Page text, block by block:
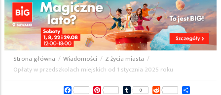
Ścieżka
nawigacyjna
Strona główna / Wiadomości / Z życia miasta /
Opłaty w przedszkolach miejskich od 1 stycznia 2025 roku
FacebookPinterestTumblr
0 Reddit